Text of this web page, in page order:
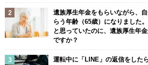
遺族厚生年金をもらいながら、
らう年齢（65歳）になりました
と思っていたのに、遺族厚生年
ですか？
運転中に「LINE」の返信をした